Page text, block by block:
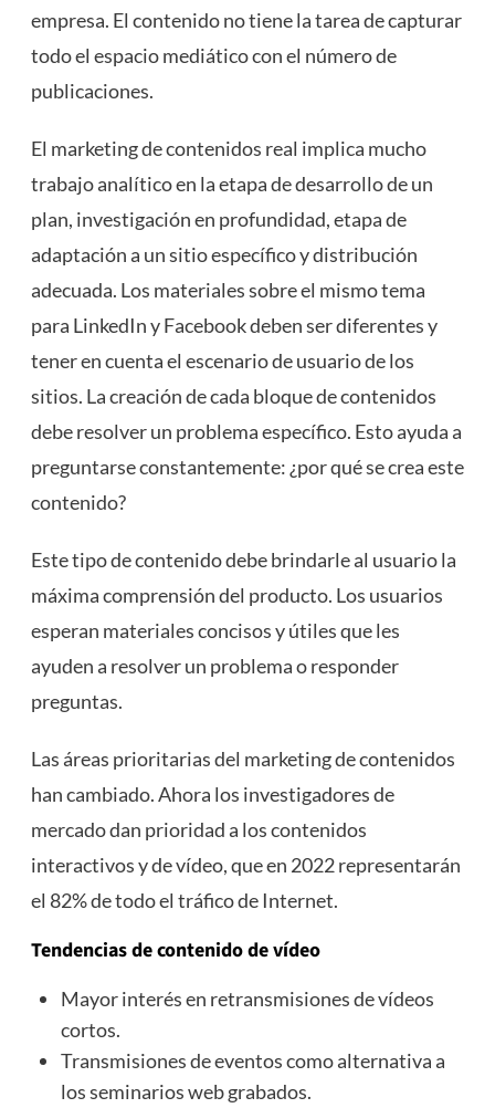
empresa. El contenido no tiene la tarea de capturar
todo el espacio mediático con el número de
publicaciones.
El marketing de contenidos real implica mucho
trabajo analítico en la etapa de desarrollo de un
plan, investigación en profundidad, etapa de
adaptación a un sitio específico y distribución
adecuada. Los materiales sobre el mismo tema
para LinkedIn y Facebook deben ser diferentes y
tener en cuenta el escenario de usuario de los
sitios. La creación de cada bloque de contenidos
debe resolver un problema específico. Esto ayuda a
preguntarse constantemente: ¿por qué se crea este
contenido?
Este tipo de contenido debe brindarle al usuario la
máxima comprensión del producto. Los usuarios
esperan materiales concisos y útiles que les
ayuden a resolver un problema o responder
preguntas.
Las áreas prioritarias del marketing de contenidos
han cambiado. Ahora los investigadores de
mercado dan prioridad a los contenidos
interactivos y de vídeo, que en 2022 representarán
el 82% de todo el tráfico de Internet.
Tendencias de contenido de vídeo
Mayor interés en retransmisiones de vídeos
cortos.
Transmisiones de eventos como alternativa a
los seminarios web grabados.